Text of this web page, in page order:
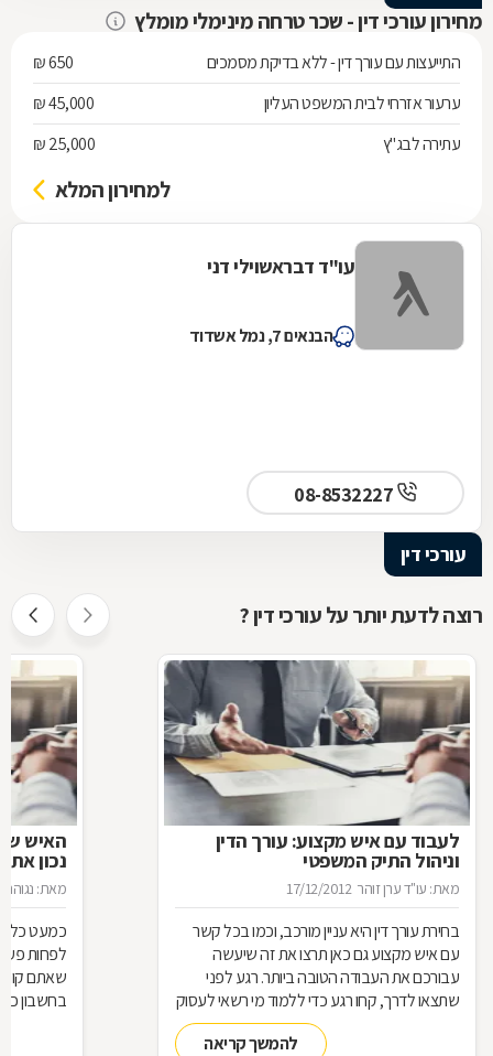
מחירון עורכי דין - שכר טרחה מינימלי מומלץ
התייעצות עם עורך דין - ללא בדיקת מסמכים
650 ₪
ערעור אזרחי לבית המשפט העליון
45,000 ₪
עתירה לבג"ץ
25,000 ₪
למחירון המלא
עו"ד דבראשוילי דני
הבנאים 7, נמל אשדוד
עורכי דין
רוצה לדעת יותר על עורכי דין ?
לעבוד עם איש מקצוע: עורך הדין
וניהול התיק המשפטי
מאת: עו"ד ערן זוהר 17/12/2012
בחירת עורך דין היא עניין מורכב, וכמו בכל קשר
עם איש מקצוע גם כאן תרצו את זה שיעשה
עבורכם את העבודה הטובה ביותר. רגע לפני
שתצאו לדרך, קחו רגע כדי ללמוד מי רשאי לעסוק
בעריכת דין ומה הידע הבסיסי הנדרש כדי לטפל
להמשך קריאה
האיש
נכון את
מאת: נגוהה
כמעט כל
לפחות
שאתם
בחשבון